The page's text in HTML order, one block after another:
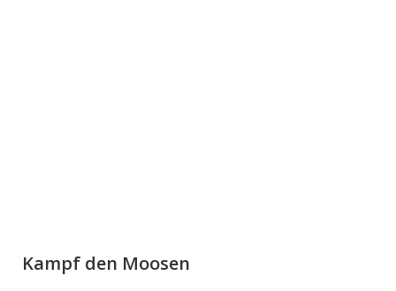
Kampf den Moosen